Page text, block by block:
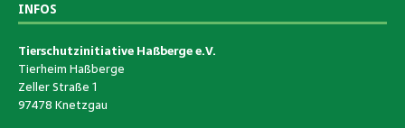
INFOS
Tierschutzinitiative Haßberge e.V.
Tierheim Haßberge
Zeller Straße 1
97478 Knetzgau